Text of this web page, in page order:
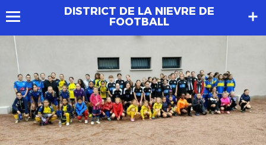
DISTRICT DE LA NIEVRE DE
FOOTBALL